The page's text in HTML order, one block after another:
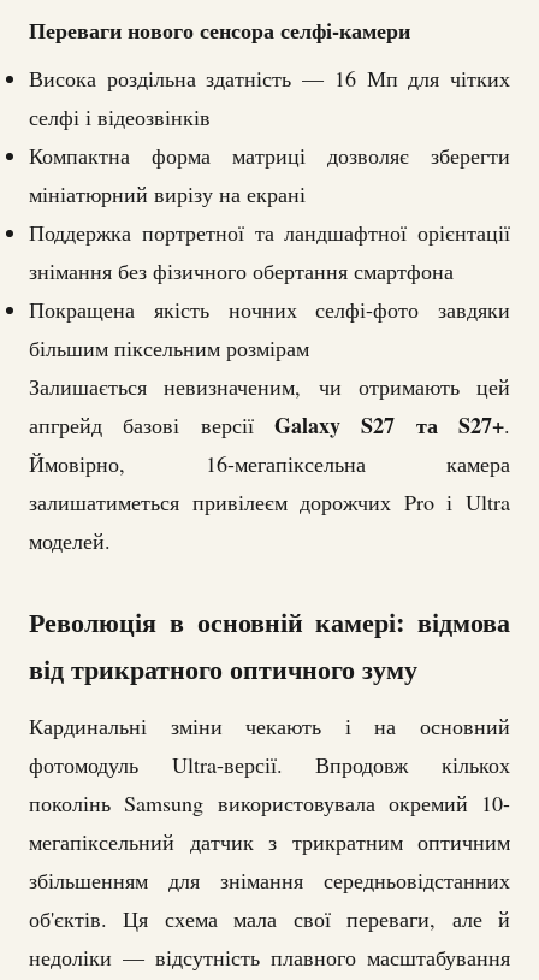
Переваги нового сенсора селфі-камери
Висока роздільна здатність — 16 Мп для чітких
селфі і відеозвінків
Компактна форма матриці дозволяє зберегти
мініатюрний вирізу на екрані
Поддержка портретної та ландшафтної орієнтації
знімання без фізичного обертання смартфона
Покращена якість ночних селфі-фото завдяки
більшим піксельним розмірам
Залишається невизначеним, чи отримають цей
апгрейд базові версії Galaxy S27 та S27+.
Ймовірно, 16-мегапіксельна камера
залишатиметься привілеєм дорожчих Pro і Ultra
моделей.
Революція в основній камері: відмова
від трикратного оптичного зуму
Кардинальні зміни чекають і на основний
фотомодуль Ultra-версії. Впродовж кількох
поколінь Samsung використовувала окремий 10-
мегапіксельний датчик з трикратним оптичним
збільшенням для знімання середньовідстанних
об'єктів. Ця схема мала свої переваги, але й
недоліки — відсутність плавного масштабування